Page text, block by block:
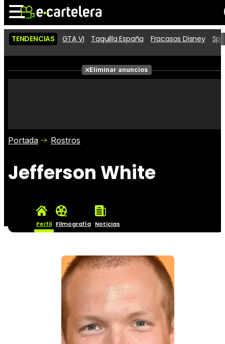
Noticias Cartelera
Películas
Críticas
TENDENCIAS GTA VI Taquilla España Fracasos Disney
Eliminar anuncios
Portada Rostros
Jefferson White
Perfil Filmografía Noticias